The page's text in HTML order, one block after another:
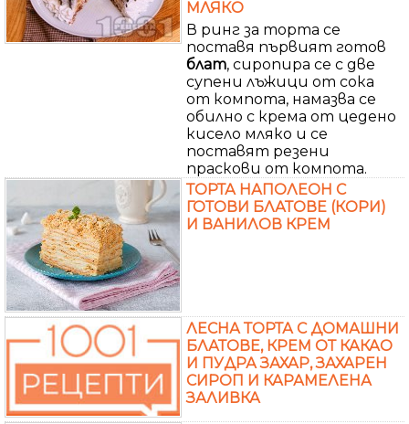
МЛЯКО
В ринг за торта се
поставя първият готов
блат, сиропира се с две
супени лъжици от сока
от компота, намазва се
обилно с крема от цедено
кисело мляко и се
поставят резени
праскови от компота.
ТОРТА НАПОЛЕОН С
ГОТОВИ БЛАТОВЕ (КОРИ)
И ВАНИЛОВ КРЕМ
ЛЕСНА ТОРТА С ДОМАШНИ
БЛАТОВЕ, КРЕМ ОТ КАКАО
И ПУДРА ЗАХАР, ЗАХАРЕН
СИРОП И КАРАМЕЛЕНА
ЗАЛИВКА